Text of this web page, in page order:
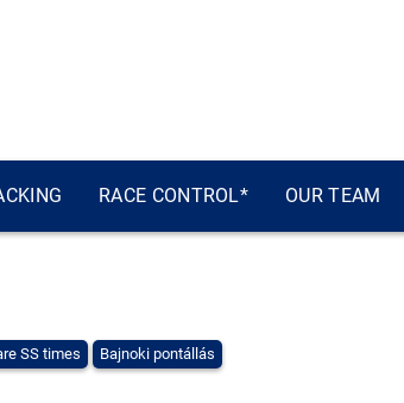
RACE CONTROL* OUR TEAM
SS times Bajnoki pontállás